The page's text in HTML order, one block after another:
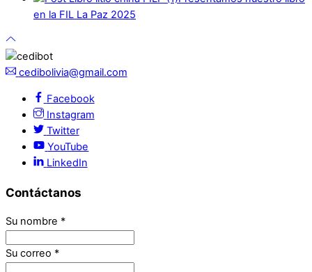
en la FIL La Paz 2025
cedibolivia@gmail.com
Facebook
Instagram
Twitter
YouTube
LinkedIn
Contáctanos
Su nombre *
Su correo *